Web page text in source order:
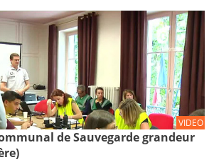
VIDEO
de Sauvegarde grandeur